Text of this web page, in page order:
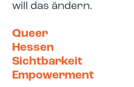
will das ändern.
Queer
Hessen
Sichtbarkeit
Empowerment